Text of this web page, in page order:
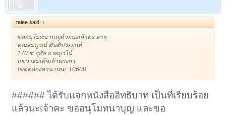
taiee said: ↑
ขออนุโมทนาบุญด้วยนะเจ้าคะ สาธุ...
คุณสมบูรณ์ ตันติประยุกต์
170 ซ.อุทัย ถ.พญาไม้
แขวงสมเด็จเจ้าพระยา
เขตคลองสาน กทม. 10600
###### ได้รับแจกหนังสืออิทธิบาท เป็นที่เรียบร้อย
แล้วนะเจ้าคะ ขออนุโมทนาบุญ และขอ